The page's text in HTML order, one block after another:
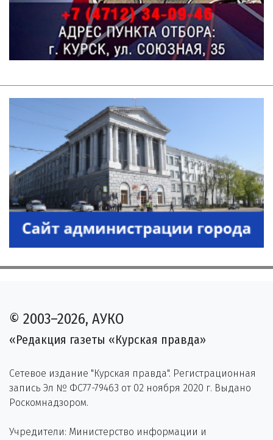
© 2003–2026, АУКО
«Редакция газеты «Курская правда»
Сетевое издание "Курская правда". Регистрационная
запись Эл № ФС77-79463 от 02 ноября 2020 г. Выдано
Роскомнадзором.
Учредители: Министерство информации и